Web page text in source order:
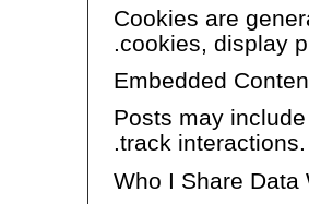
Cookies are
cookies, display
Embedded
Posts may
track
Who I Share Data